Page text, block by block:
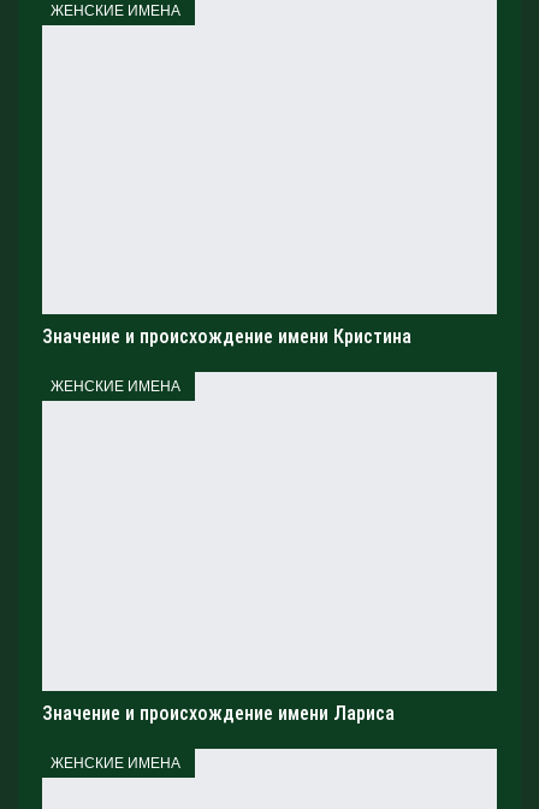
ЖЕНСКИЕ ИМЕНА
Значение и происхождение имени Кристина
ЖЕНСКИЕ ИМЕНА
Значение и происхождение имени Лариса
ЖЕНСКИЕ ИМЕНА